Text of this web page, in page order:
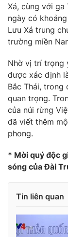
Emagazine
Photo
Video
VTV Money
VTV Sức khoẻ
Liên hệ tòa
Xá, cùng với ga
ngày có
Lưu Xá trung
trường miền
Nhờ vị trí trọng
được xác định
Bắc Thái, trong
quan trọng.
của núi rừng
đã viết thêm
phong.
* Mời quý độc
sóng của Đài
Tin liên quan